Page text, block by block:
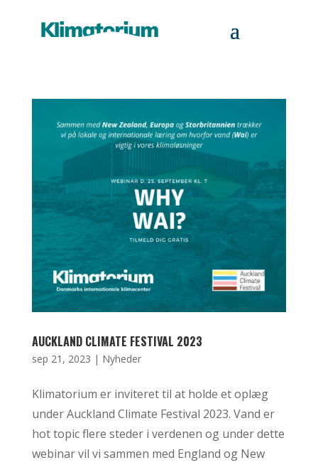
AUCKLAND CLIMATE FESTIVAL 2023
sep 21, 2023 | Nyheder
Klimatorium er inviteret til at holde et oplæg
under Auckland Climate Festival 2023. Vand er
hot topic flere steder i verdenen og under dette
webinar vil vi sammen med England og New